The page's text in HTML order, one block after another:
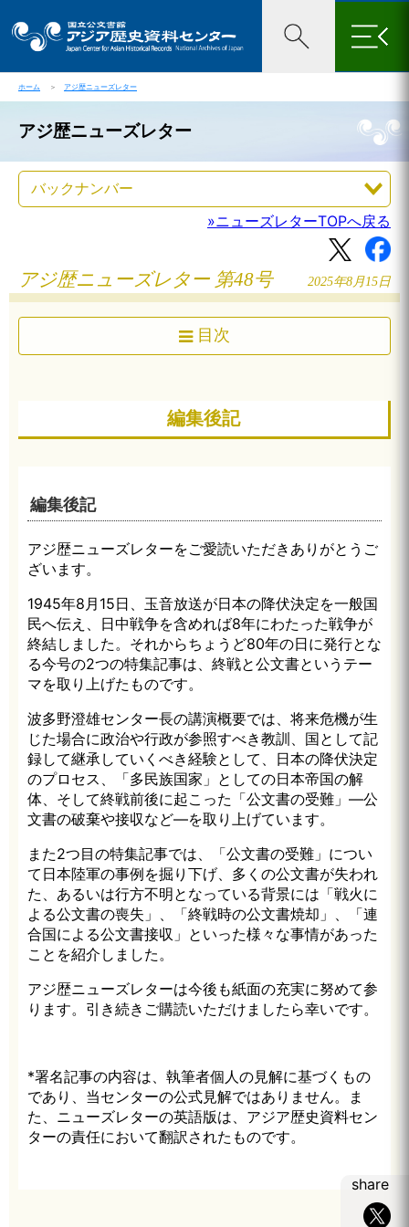
×
ホーム ＞ アジ歴ニューズレター
アジ歴ニューズレター
»ニューズレターTOPへ戻る
アジ歴ニューズレター 第48号 2025年8月15日
目次
編集後記
編集後記
アジ歴ニューズレターをご愛読いただきありがとうご
ざいます。
1945年8月15日、玉音放送が日本の降伏決定を一般国
民へ伝え、日中戦争を含めれば8年にわたった戦争が
終結しました。それからちょうど80年の日に発行とな
る今号の2つの特集記事は、終戦と公文書というテー
マを取り上げたものです。
波多野澄雄センター長の講演概要では、将来危機が生
じた場合に政治や行政が参照すべき教訓、国として記
録して継承していくべき経験として、日本の降伏決定
のプロセス、「多民族国家」としての日本帝国の解
体、そして終戦前後に起こった「公文書の受難」—公
文書の破棄や接収など—を取り上げています。
また2つ目の特集記事では、「公文書の受難」につい
て日本陸軍の事例を掘り下げ、多くの公文書が失われ
た、あるいは行方不明となっている背景には「戦火に
よる公文書の喪失」、「終戦時の公文書焼却」、「連
合国による公文書接収」といった様々な事情があった
ことを紹介しました。
アジ歴ニューズレターは今後も紙面の充実に努めて参
ります。引き続きご購読いただけましたら幸いです。
*署名記事の内容は、執筆者個人の見解に基づくもの
であり、当センターの公式見解ではありません。ま
た、ニューズレターの英語版は、アジア歴史資料セン
ターの責任において翻訳されたものです。
share